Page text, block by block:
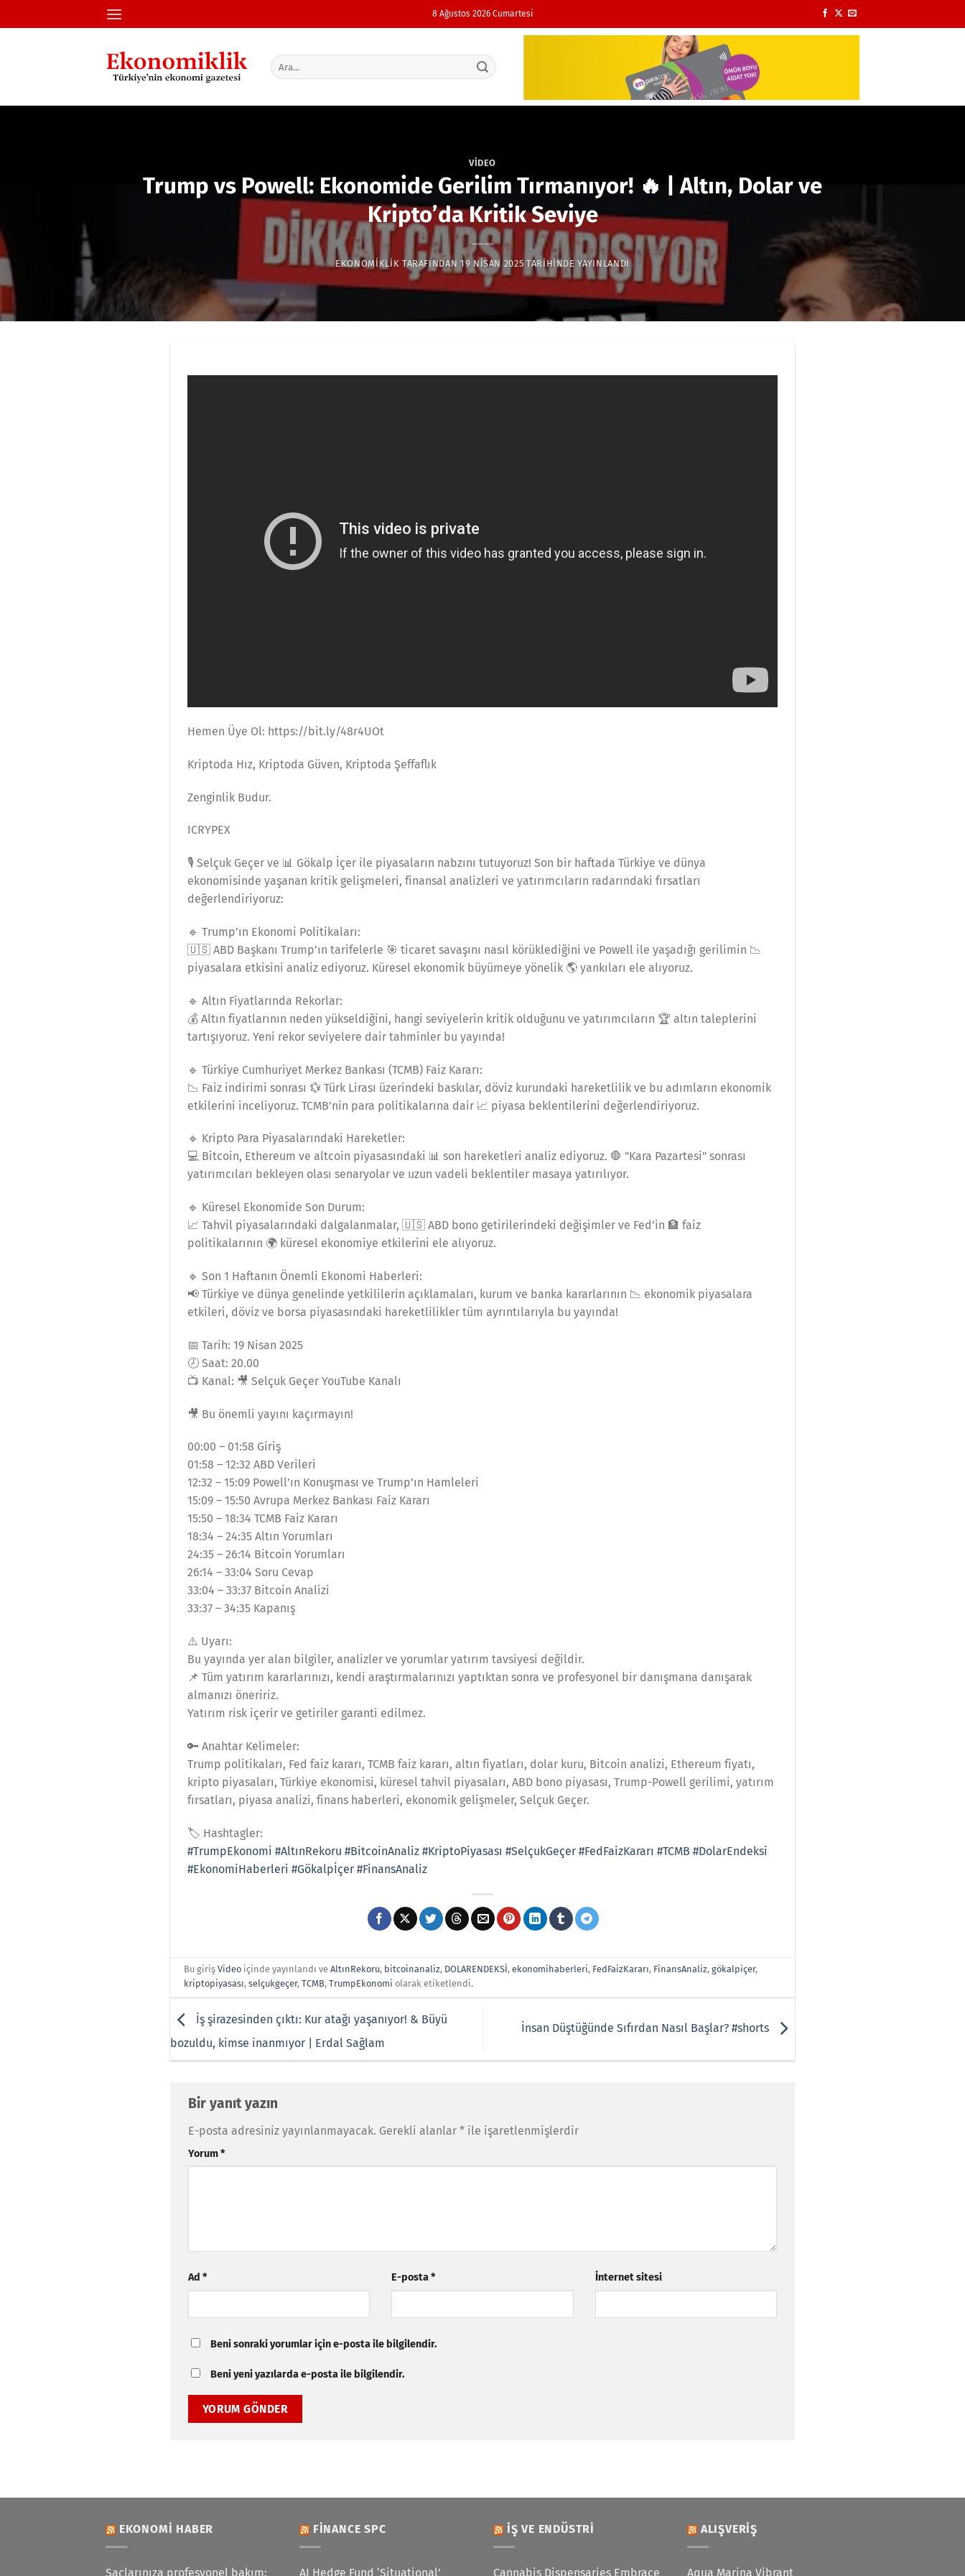
atla
8 Ağustos 2026 Cumartesi
VIDEO
Trump vs Powell: Ekonomide Gerilim Tırmanıyor! 🔥 | Altın, Dolar ve
Kripto’da Kritik Seviye
EKONOMIKLIK TARAFINDAN 19 NISAN 2025 TARIHINDE YAYINLANDI
Hemen Üye Ol: https://bit.ly/48r4UOt
Kriptoda Hız, Kriptoda Güven, Kriptoda Şeffaflık
Zenginlik Budur.
ICRYPEX
🎙️ Selçuk Geçer ve 📊 Gökalp İçer ile piyasaların nabzını tutuyoruz! Son bir haftada Türkiye ve dünya
ekonomisinde yaşanan kritik gelişmeleri, finansal analizleri ve yatırımcıların radarındaki fırsatları
değerlendiriyoruz:
🔹 Trump’ın Ekonomi Politikaları:
🇺🇸 ABD Başkanı Trump’ın tarifelerle 🎯 ticaret savaşını nasıl körüklediğini ve Powell ile yaşadığı gerilimin 📉
piyasalara etkisini analiz ediyoruz. Küresel ekonomik büyümeye yönelik 🌎 yankıları ele alıyoruz.
🔹 Altın Fiyatlarında Rekorlar:
💰 Altın fiyatlarının neden yükseldiğini, hangi seviyelerin kritik olduğunu ve yatırımcıların 🏆 altın taleplerini
tartışıyoruz. Yeni rekor seviyelere dair tahminler bu yayında!
🔹 Türkiye Cumhuriyet Merkez Bankası (TCMB) Faiz Kararı:
📉 Faiz indirimi sonrası 💱 Türk Lirası üzerindeki baskılar, döviz kurundaki hareketlilik ve bu adımların ekonomik
etkilerini inceliyoruz. TCMB’nin para politikalarına dair 📈 piyasa beklentilerini değerlendiriyoruz.
🔹 Kripto Para Piyasalarındaki Hareketler:
💻 Bitcoin, Ethereum ve altcoin piyasasındaki 📊 son hareketleri analiz ediyoruz. 🛑 "Kara Pazartesi" sonrası
yatırımcıları bekleyen olası senaryolar ve uzun vadeli beklentiler masaya yatırılıyor.
🔹 Küresel Ekonomide Son Durum:
📈 Tahvil piyasalarındaki dalgalanmalar, 🇺🇸 ABD bono getirilerindeki değişimler ve Fed’in 🏦 faiz
politikalarının 🌍 küresel ekonomiye etkilerini ele alıyoruz.
🔹 Son 1 Haftanın Önemli Ekonomi Haberleri:
📢 Türkiye ve dünya genelinde yetkililerin açıklamaları, kurum ve banka kararlarının 📉 ekonomik piyasalara
etkileri, döviz ve borsa piyasasındaki hareketlilikler tüm ayrıntılarıyla bu yayında!
📅 Tarih: 19 Nisan 2025
🕗 Saat: 20.00
📺 Kanal: 🎥 Selçuk Geçer YouTube Kanalı
🎥 Bu önemli yayını kaçırmayın!
00:00 – 01:58 Giriş
01:58 – 12:32 ABD Verileri
12:32 – 15:09 Powell’ın Konuşması ve Trump’ın Hamleleri
15:09 – 15:50 Avrupa Merkez Bankası Faiz Kararı
15:50 – 18:34 TCMB Faiz Kararı
18:34 – 24:35 Altın Yorumları
24:35 – 26:14 Bitcoin Yorumları
26:14 – 33:04 Soru Cevap
33:04 – 33:37 Bitcoin Analizi
33:37 – 34:35 Kapanış
⚠️ Uyarı:
Bu yayında yer alan bilgiler, analizler ve yorumlar yatırım tavsiyesi değildir.
📌 Tüm yatırım kararlarınızı, kendi araştırmalarınızı yaptıktan sonra ve profesyonel bir danışmana danışarak
almanızı öneririz.
Yatırım risk içerir ve getiriler garanti edilmez.
🔑 Anahtar Kelimeler:
Trump politikaları, Fed faiz kararı, TCMB faiz kararı, altın fiyatları, dolar kuru, Bitcoin analizi, Ethereum fiyatı,
kripto piyasaları, Türkiye ekonomisi, küresel tahvil piyasaları, ABD bono piyasası, Trump-Powell gerilimi, yatırım
fırsatları, piyasa analizi, finans haberleri, ekonomik gelişmeler, Selçuk Geçer.
🏷️ Hashtagler:
#TrumpEkonomi #AltınRekoru #BitcoinAnaliz #KriptoPiyasası #SelçukGeçer #FedFaizKararı #TCMB #DolarEndeksi
#EkonomiHaberleri #Gökalpİçer #FinansAnaliz
Bu girişVideo içinde yayınlandı veAltınRekoru, bitcoinanaliz, DOLARENDEKSİ,ekonomihaberleri, FedFaizKararı, FinansAnaliz,gökalpiçer,
kriptopiyasası,selçukgeçer,TCMB,TrumpEkonomi olarak etiketlendi.
İş şirazesinden çıktı: Kur atağı yaşanıyor! & Büyü
bozuldu, kimse inanmıyor | Erdal Sağlam
İnsan Düştüğünde Sıfırdan Nasıl Başlar? #shorts
Bir yanıt yazın
E-posta adresiniz yayınlanmayacak. Gerekli alanlar * ile işaretlenmişlerdir
Yorum*
Ad * E-posta* İnternet sitesi
Beni sonraki yorumlar için e-posta ile bilgilendir.
Beni yeni yazılarda e-posta ile bilgilendir.
EKONOMI HABER
Saçlarınıza profesyonel bakım:
FINANCE SPC
AI Hedge Fund ‘Situational’
İŞ VE ENDÜSTRI
Cannabis Dispensaries Embrace
ALIŞVERIŞ
Aqua Marina Vibrant